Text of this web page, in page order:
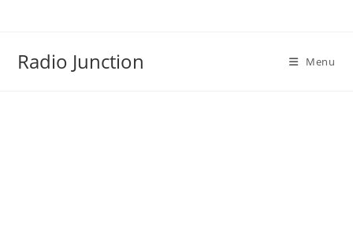
Radio Junction Menu